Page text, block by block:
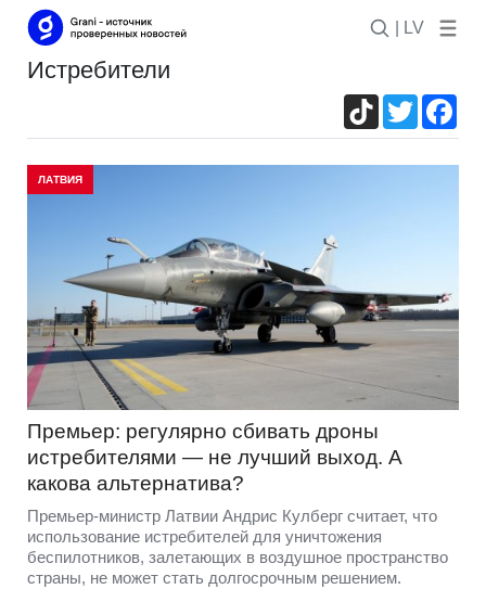
| LV
истребители
TikTokTwitter
ЛАТВИЯ
Премьер: регулярно сбивать дроны
истребителями — не лучший выход. А
какова альтернатива?
Премьер-министр Латвии Андрис Кулберг считает, что
использование истребителей для уничтожения
беспилотников, залетающих в воздушное пространство
страны, не может стать долгосрочным решением.